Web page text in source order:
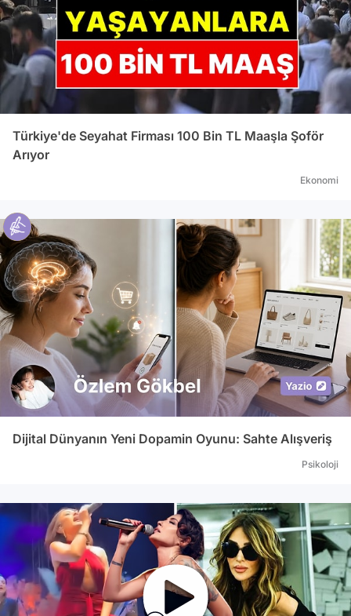
Türkiye'de Seyahat Firması 100 Bin TL Maaşla Şoför
Arıyor
Ekonomi
Dijital Dünyanın Yeni Dopamin Oyunu: Sahte Alışveriş
Psikoloji